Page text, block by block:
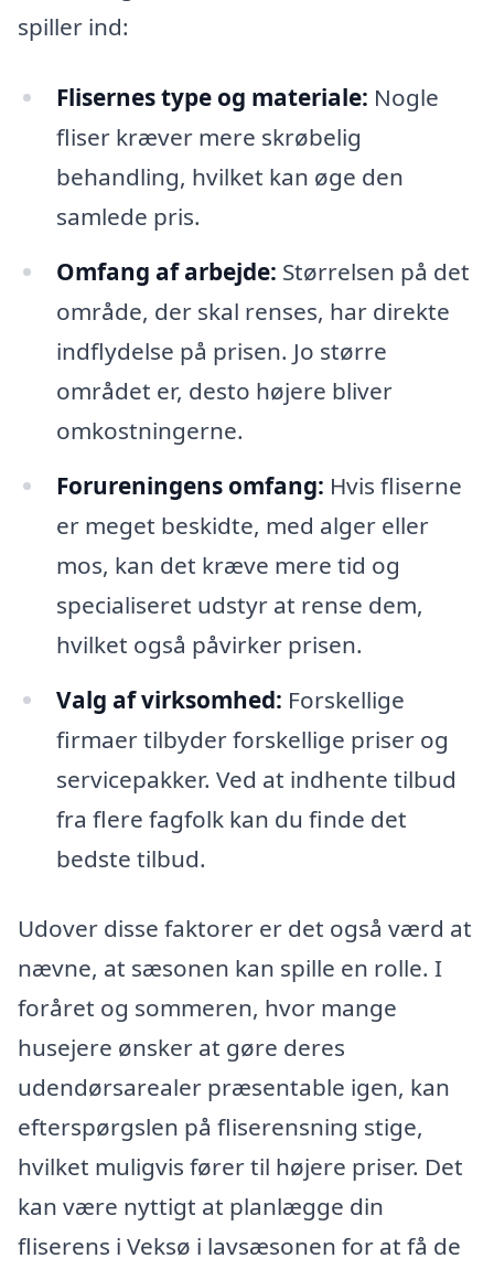
spiller ind:
Flisernes type og materiale: Nogle
fliser kræver mere skrøbelig
behandling, hvilket kan øge den
samlede pris.
Omfang af arbejde: Størrelsen på det
område, der skal renses, har direkte
indflydelse på prisen. Jo større
området er, desto højere bliver
omkostningerne.
Forureningens omfang: Hvis fliserne
er meget beskidte, med alger eller
mos, kan det kræve mere tid og
specialiseret udstyr at rense dem,
hvilket også påvirker prisen.
Valg af virksomhed: Forskellige
firmaer tilbyder forskellige priser og
servicepakker. Ved at indhente tilbud
fra flere fagfolk kan du finde det
bedste tilbud.
Udover disse faktorer er det også værd at
nævne, at sæsonen kan spille en rolle. I
foråret og sommeren, hvor mange
husejere ønsker at gøre deres
udendørsarealer præsentable igen, kan
efterspørgslen på fliserensning stige,
hvilket muligvis fører til højere priser. Det
kan være nyttigt at planlægge din
fliserens i Veksø i lavsæsonen for at få de